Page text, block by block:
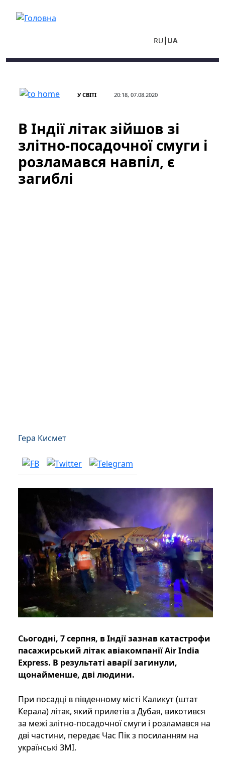
RU UA
У СВІТІ 20:18, 07.08.2020
В Індії літак зійшов зі
злітно-посадочної смуги і
розламався навпіл, є
загиблі
Гера Кисмет
Сьогодні, 7 серпня, в Індії зазнав катастрофи
пасажирський літак авіакомпанії Air India
Express. В результаті аварії загинули,
щонайменше, дві людини.
При посадці в південному місті Каликут (штат
Керала) літак, який прилетів з Дубая, викотився
за межі злітно-посадочної смуги і розламався на
дві частини, передає Час Пік з посиланням на
українські ЗМІ.